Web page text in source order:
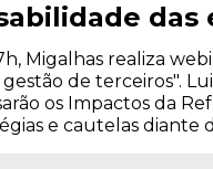
Migalhas realiza
de terceiros".
os Impactos da
e cautelas